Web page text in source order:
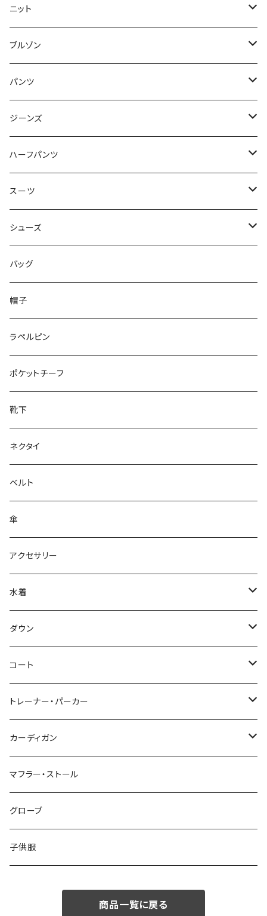
50/XL～
48/L
50/XL～
46/M
48/L
50/XL～
～44/S
46/M
48/L
50/XL～
ニット
～44/S
46/M
48/L
50/XL～
ブルゾン
～44/S
46/M
48/L
50/XL～
パンツ
～44/S
46/M
48/L
50/XL～
ジーンズ
～44/S
46/M
48/L
50/XL～
ハーフパンツ
～44/S
46/M
48/L
50/XL～
スーツ
～44/S
46/M
48/L
50/XL～
シューズ
～25.5cm
26cm～
27cm～
28cm～
バッグ
帽子
ラペルピン
ポケットチーフ
靴下
ネクタイ
ベルト
傘
アクセサリー
水着
～44/S
46/M
48/L
50/XL～
ダウン
～44/S
46/M
48/L
50/XL～
コート
～44/S
46/M
48/L
50/XL～
トレーナー・パーカー
～44/S
46/M
48/L
50/XL～
カーディガン
～44/S
46/M
48/L
マフラー・ストール
グローブ
子供服
商品一覧に戻る